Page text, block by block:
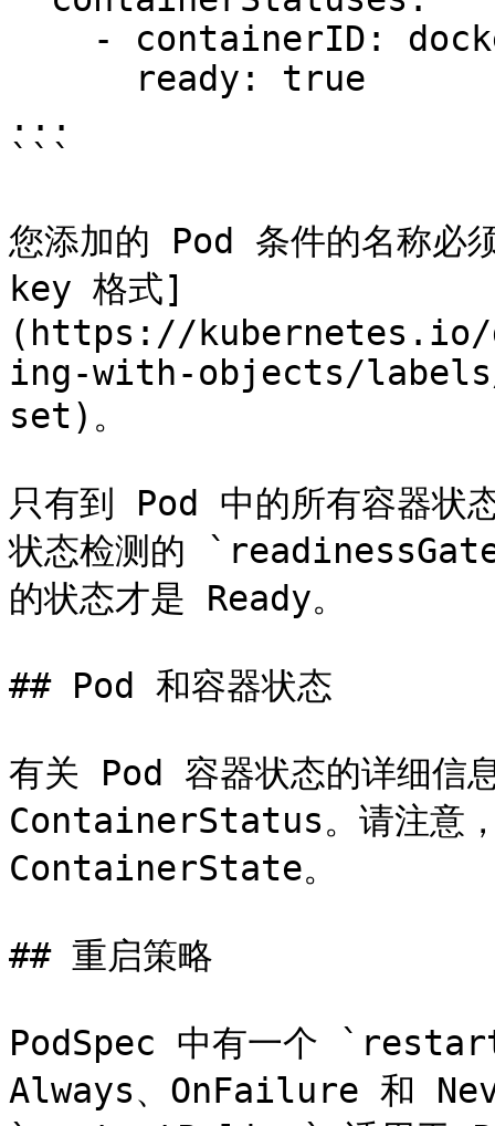
...
```
您添加的 Pod 条件的名称
key 格式]
(https://kubernetes.io/
ing-with-objects/
set)。
只有到 Pod 中的所有容器状
状态检测的
的状态才是 Ready。
## Pod 和容器状态
有关 Pod 容器状态的详细
ContainerStatus。请注意
ContainerState。
## 重启策略
PodSpec 中有一个
Always、OnFailure 和